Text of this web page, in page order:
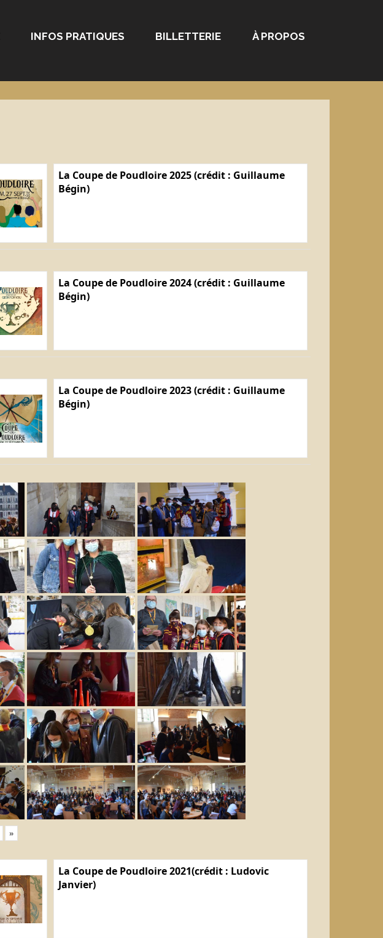
INFOS PRATIQUES BILLETTERIE À PROPOS
La Coupe de Poudloire 2025 (crédit : Guillaume
Bégin)
La Coupe de Poudloire 2024 (crédit : Guillaume
Bégin)
La Coupe de Poudloire 2023 (crédit : Guillaume
Bégin)
»
La Coupe de Poudloire 2021(crédit : Ludovic
Janvier)